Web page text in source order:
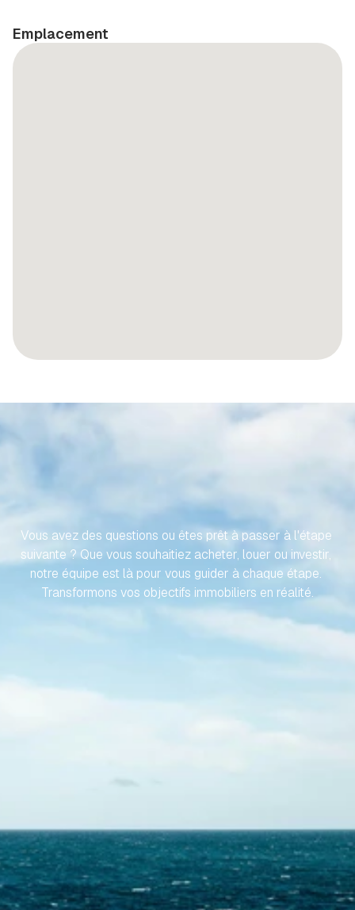
Emplacement
EFFORT
Vous avez des questions ou êtes prêt à passer à l'étape
suivante ? Que vous souhaitiez acheter, louer ou investir,
notre équipe est là pour vous guider à chaque étape.
Transformons vos objectifs immobiliers en réalité.